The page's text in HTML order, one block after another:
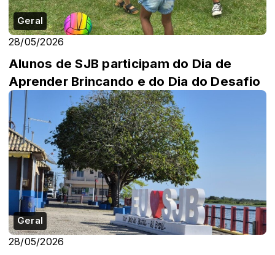
Geral
28/05/2026
Alunos de SJB participam do Dia de
Aprender Brincando e do Dia do Desafio
Geral
28/05/2026